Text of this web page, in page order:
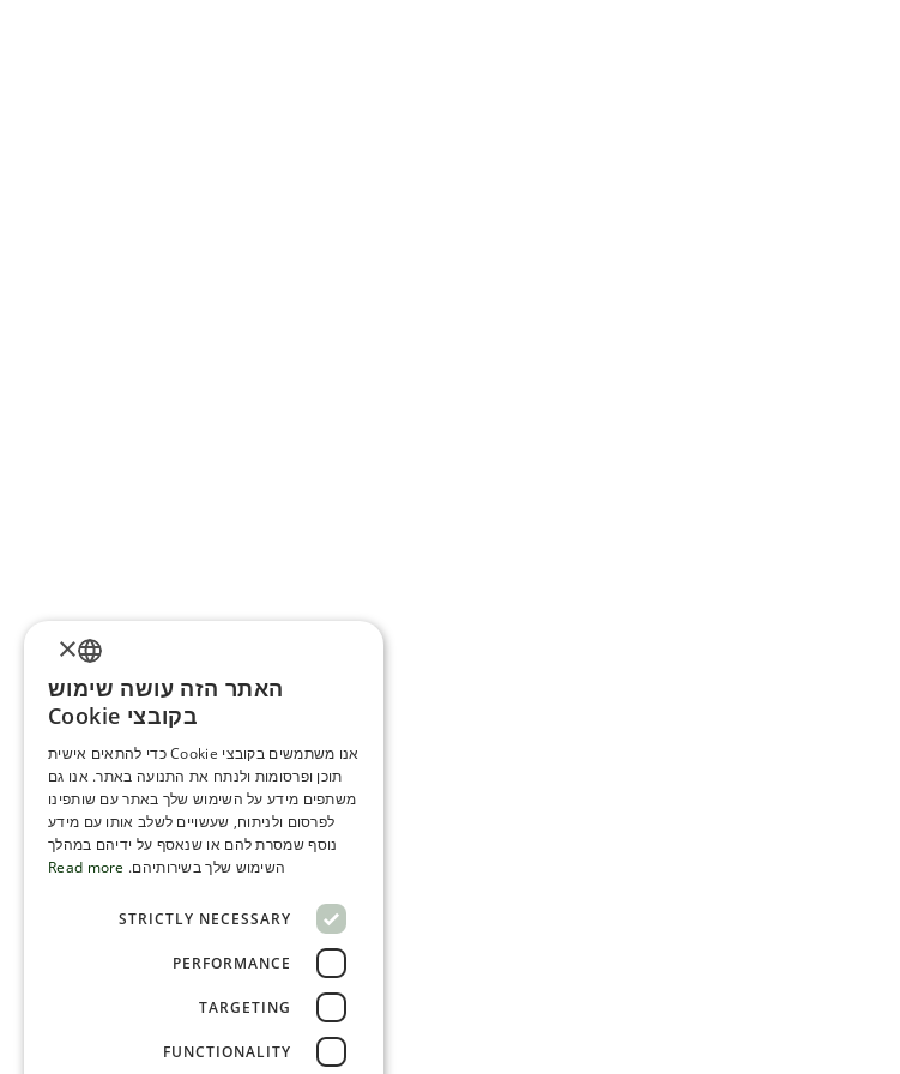
ENGLISH
SERBIA
HEBREW
RUSSIAN
SERBIAN-2
×
האתר הזה עושה שימוש
בקובצי Cookie
אנו משתמשים בקובצי Cookie כדי להתאים אישית
תוכן ופרסומות ולנתח את התנועה באתר. אנו גם
משתפים מידע על השימוש שלך באתר עם שותפינו
לפרסום ולניתוח, שעשויים לשלב אותו עם מידע
נוסף שמסרת להם או שנאסף על ידיהם במהלך
השימוש שלך בשירותיהם. Read more
STRICTLY NECESSARY
PERFORMANCE
TARGETING
FUNCTIONALITY